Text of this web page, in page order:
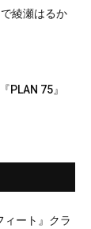
綾瀬はるか
PLAN 75』
ィート』クラ